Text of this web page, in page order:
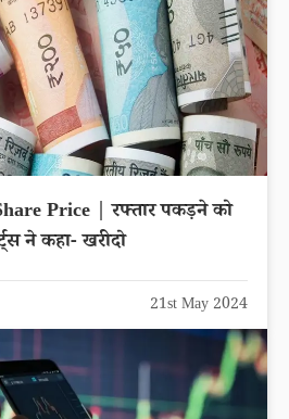
Price | रफ्तार पकड़ने को
ने कहा- खरीदो
21st May 2024